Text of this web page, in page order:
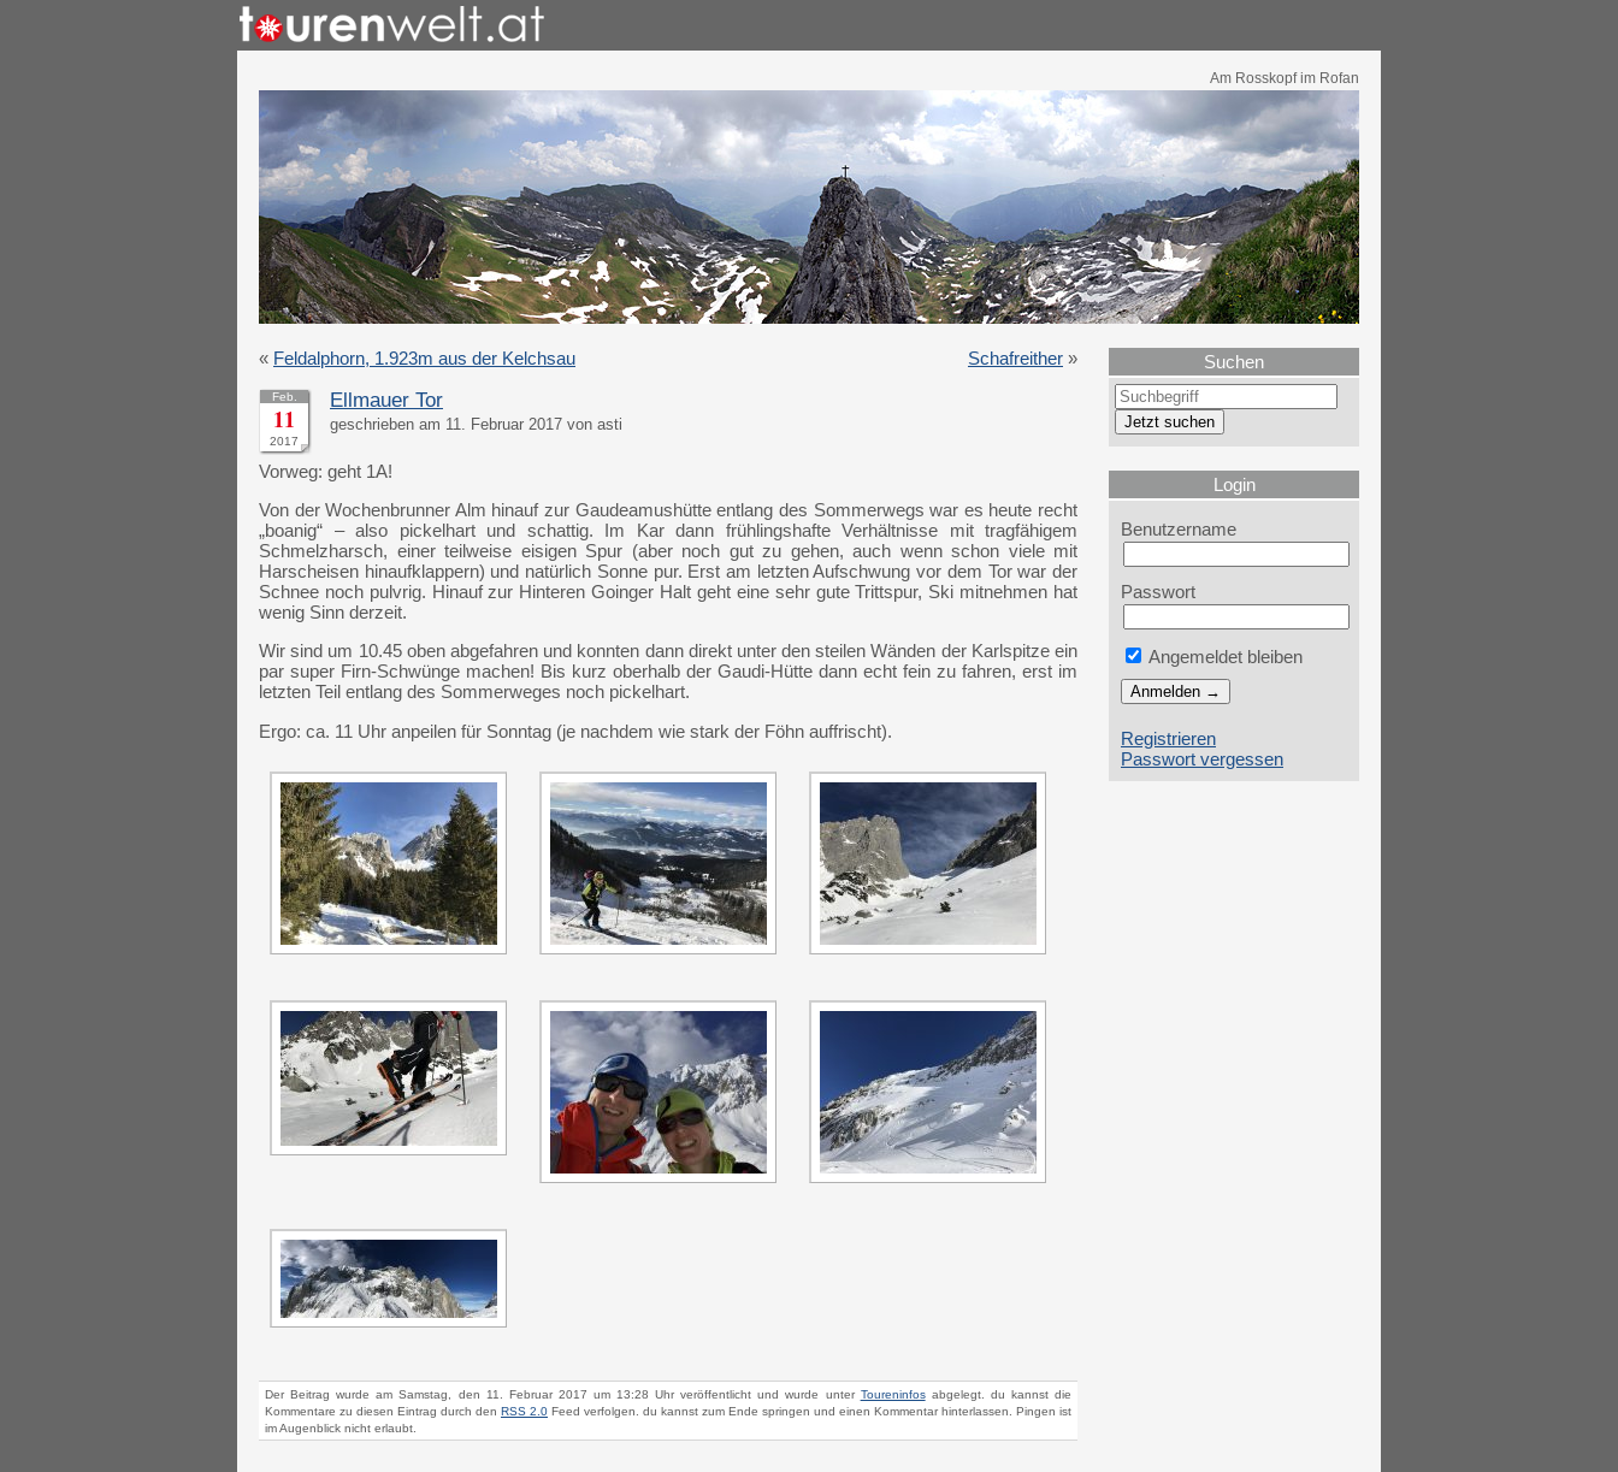
Am Rosskopf im Rofan
« Feldalphorn, 1.923m aus der Kelchsau Schafreither »
Feb.
11
2017
Ellmauer Tor
geschrieben am 11. Februar 2017 von asti
Vorweg: geht 1A!
Von der Wochenbrunner Alm hinauf zur Gaudeamushütte entlang des Sommerwegs war es heute recht
„boanig“ – also pickelhart und schattig. Im Kar dann frühlingshafte Verhältnisse mit tragfähigem
Schmelzharsch, einer teilweise eisigen Spur (aber noch gut zu gehen, auch wenn schon viele mit
Harscheisen hinaufklappern) und natürlich Sonne pur. Erst am letzten Aufschwung vor dem Tor war der
Schnee noch pulvrig. Hinauf zur Hinteren Goinger Halt geht eine sehr gute Trittspur, Ski mitnehmen hat
wenig Sinn derzeit.
Wir sind um 10.45 oben abgefahren und konnten dann direkt unter den steilen Wänden der Karlspitze ein
par super Firn-Schwünge machen! Bis kurz oberhalb der Gaudi-Hütte dann echt fein zu fahren, erst im
letzten Teil entlang des Sommerweges noch pickelhart.
Ergo: ca. 11 Uhr anpeilen für Sonntag (je nachdem wie stark der Föhn auffrischt).
Der Beitrag wurde am Samstag, den 11. Februar 2017 um 13:28 Uhr veröffentlicht und wurde unter Toureninfosabgelegt. du kannst die
Kommentare zu diesen Eintrag durch den RSS 2.0 Feed verfolgen. du kannst zum Ende springen und einen Kommentar hinterlassen. Pingen ist
im Augenblick nicht erlaubt.
Suchen
Login
Benutzername
Passwort
Angemeldet bleiben
Registrieren
Passwort vergessen